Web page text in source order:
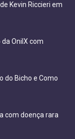
Kevin Riccieri em
OnilX com
do Bicho e Como
com doença rara